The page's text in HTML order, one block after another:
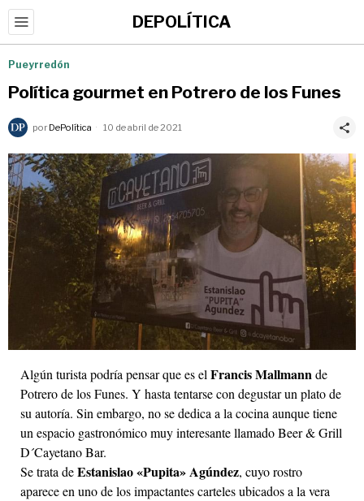
DEPOLÍTICA
Pueyrredón
Política gourmet en Potrero de los Funes
por DePolítica 10 de abril de 2021
Algún turista podría pensar que es el Francis Mallmannde
Potrero de los Funes. Y hasta tentarse con degustar un plato de
su autoría. Sin embargo, no se dedica a la cocina aunque tiene
un espacio gastronómico muy interesante llamado Beer & Grill
D´Cayetano Bar.
Se trata deEstanislao «Pupita» Agúndez, cuyo rostro
aparece en uno de los impactantes carteles ubicados a la vera